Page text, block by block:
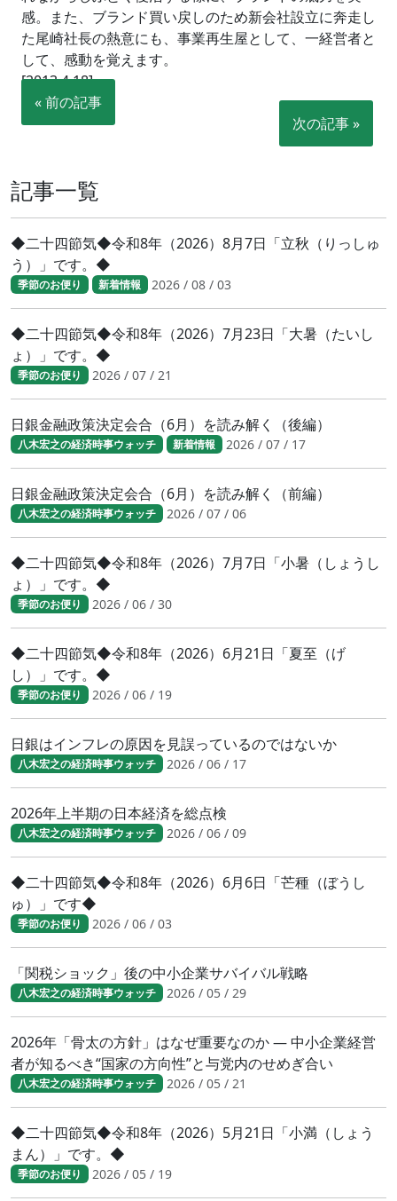
感。また、ブランド買い戻しのため新会社設立に奔走し
た尾崎社長の熱意にも、事業再生屋として、一経営者と
して、感動を覚えます。
[2013.4.18]
« 前の記事
次の記事 »
記事一覧
◆二十四節気◆令和8年（2026）8月7日「立秋（りっしゅ
う）」です。◆
季節のお便り 新着情報 2026 / 08 / 03
◆二十四節気◆令和8年（2026）7月23日「大暑（たいし
ょ）」です。◆
季節のお便り 2026 / 07 / 21
日銀金融政策決定会合（6月）を読み解く（後編）
八木宏之の経済時事ウォッチ 新着情報 2026 / 07 / 17
日銀金融政策決定会合（6月）を読み解く（前編）
八木宏之の経済時事ウォッチ 2026 / 07 / 06
◆二十四節気◆令和8年（2026）7月7日「小暑（しょうし
ょ）」です。◆
季節のお便り 2026 / 06 / 30
◆二十四節気◆令和8年（2026）6月21日「夏至（げ
し）」です。◆
季節のお便り 2026 / 06 / 19
日銀はインフレの原因を見誤っているのではないか
八木宏之の経済時事ウォッチ 2026 / 06 / 17
2026年上半期の日本経済を総点検
八木宏之の経済時事ウォッチ 2026 / 06 / 09
◆二十四節気◆令和8年（2026）6月6日「芒種（ぼうし
ゅ）」です◆
季節のお便り 2026 / 06 / 03
「関税ショック」後の中小企業サバイバル戦略
八木宏之の経済時事ウォッチ 2026 / 05 / 29
2026年「骨太の方針」はなぜ重要なのか ― 中小企業経営
者が知るべき“国家の方向性”と与党内のせめぎ合い
八木宏之の経済時事ウォッチ 2026 / 05 / 21
◆二十四節気◆令和8年（2026）5月21日「小満（しょう
まん）」です。◆
季節のお便り 2026 / 05 / 19